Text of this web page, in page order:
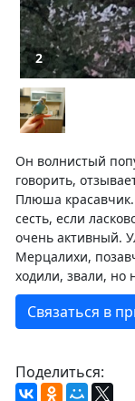
2
Он волнистый
говорить,
Плюша
сесть, если
очень активный.
Мерцалихи,
ходили, звали, но
Связаться в
Поделиться: